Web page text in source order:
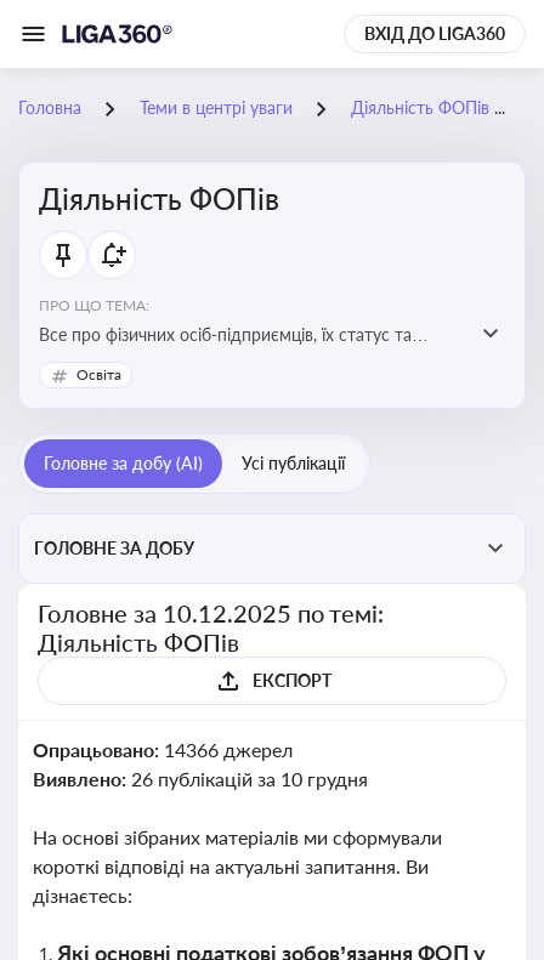
ВХІД ДО LIGA360
Головна Теми в центрі уваги Діяльність ФОПів
Діяльність ФОПів
ПРО ЩО ТЕМА:
Все про фізичних осіб-підприємців, їх статус та
діяльність. Зміни в законодавстві, що стосуються
роботи ФОПів
Освіта
Головне за добу (AI) Усі публікації
ГОЛОВНЕ ЗА ДОБУ
Головне за 10.12.2025 по темі:
Діяльність ФОПів
ЕКСПОРТ
Опрацьовано: 14366 джерел
Виявлено: 26 публікацій за 10 грудня
На основі зібраних матеріалів ми сформували
короткі відповіді на актуальні запитання. Ви
дізнаєтесь:
Які основні податкові зобов’язання ФОП у